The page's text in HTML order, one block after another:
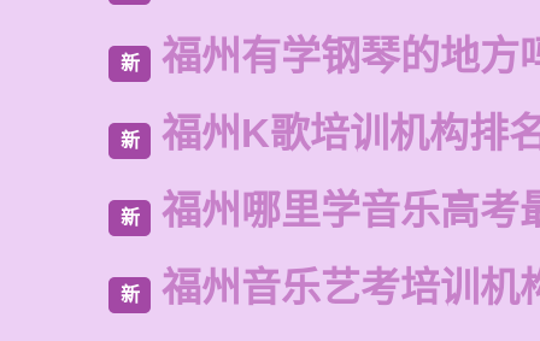
新 福州有学钢琴的地方
新 福州K歌培训机构排
新 福州哪里学音乐高考
新 福州音乐艺考培训机